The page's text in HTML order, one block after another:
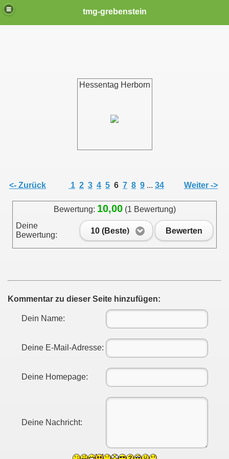
tmg-grebenstein
Hessentag Herborn
<- Zurück 1 2 3 4 5 6 7 8 9 ... 34 Weiter ->
Bewertung: 10,00(1 Bewertung)
Deine
Bewertung:
10 (Beste) Bewerten
Kommentar zu dieser Seite hinzufügen:
Dein Name:
Deine E-Mail-Adresse:
Deine Homepage:
Deine Nachricht: